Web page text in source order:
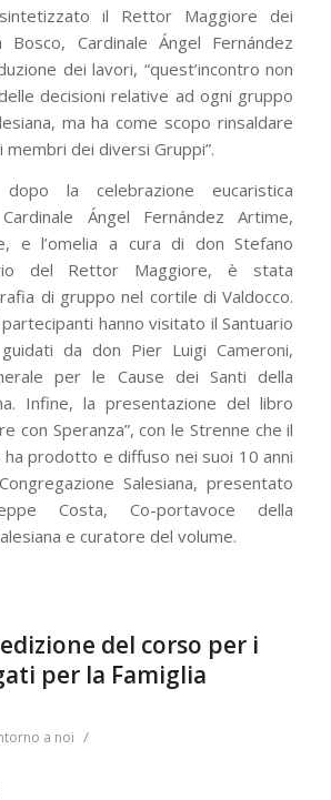
il Rettor Maggiore dei
Bosco, Cardinale Ángel Fernández
dei lavori, “quest’incontro non
decisioni relative ad ogni gruppo
ma ha come scopo rinsaldare
membri dei diversi Gruppi”.
la celebrazione eucaristica
Ángel Fernández Artime,
e l’omelia a cura di don Stefano
del Rettor Maggiore, è stata
di gruppo nel cortile di Valdocco.
hanno visitato il Santuario
da don Pier Luigi Cameroni,
per le Cause dei Santi della
Infine, la presentazione del libro
con Speranza”, con le Strenne che il
prodotto e diffuso nei suoi 10 anni
Salesiana, presentato
Costa, Co-portavoce della
e curatore del volume.
del corso per i
per la Famiglia
a noi /